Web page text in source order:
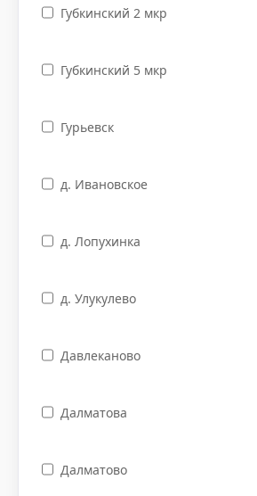
Губкинский 2 мкр
Губкинский 5 мкр
Гурьевск
д. Ивановское
д. Лопухинка
д. Улукулево
Давлеканово
Далматова
Далматово